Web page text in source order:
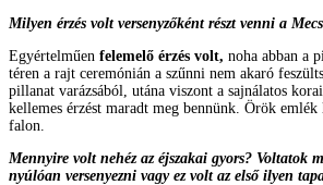
Milyen érzés volt versenyzőként részt venni a
Egyértelműen felemelő érzés volt, noha abban a
téren a rajt ceremónián a szűnni nem akaró
pillanat varázsából, utána viszont a sajnálatos
kellemes érzést maradt meg bennünk. Örök emlék
falon.
Mennyire volt nehéz az éjszakai gyors? Voltatok
nyúlóan versenyezni vagy ez volt az első ilyen